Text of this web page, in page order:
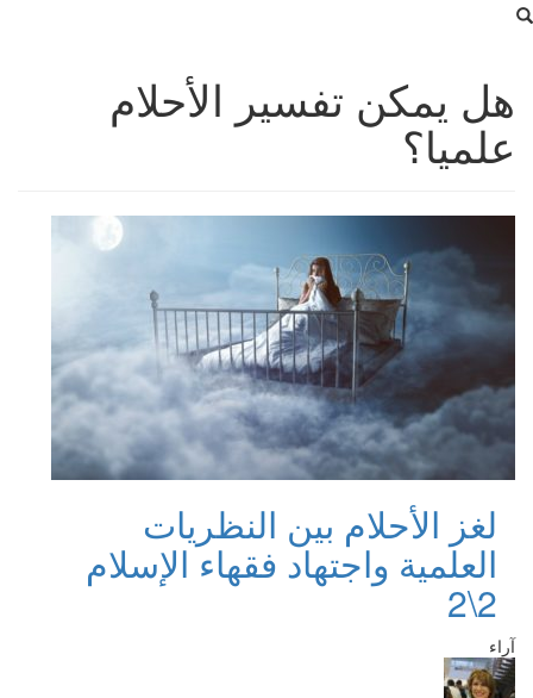
هل يمكن تفسير الأحلام
علميا؟
لغز الأحلام بين النظريات
العلمية واجتهاد فقهاء الإسلام
2\2
آراء